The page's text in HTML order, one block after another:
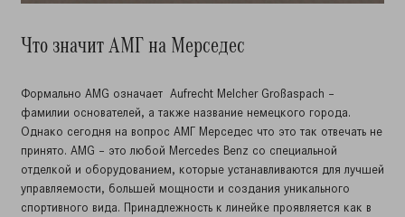
Что значит АМГ на Мерседес
Формально AMG означает Aufrecht Melcher Großaspach –
фамилии основателей, а также название немецкого города.
Однако сегодня на вопрос АМГ Мерседес что это так отвечать не
принято. AMG – это любой Mercedes Benz со специальной
отделкой и оборудованием, которые устанавливаются для лучшей
управляемости, большей мощности и создания уникального
спортивного вида. Принадлежность к линейке проявляется как в